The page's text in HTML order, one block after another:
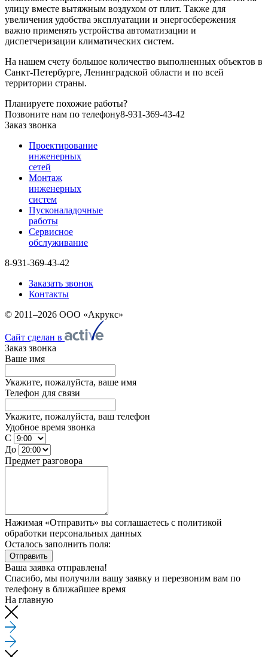
улицу вместе вытяжным воздухом от плит. Также для
увеличения удобства эксплуатации и энергосбережения
важно применять устройства автоматизации и
диспетчеризации климатических систем.
На нашем счету большое количество выполненных объектов в
Санкт-Петербурге, Ленинградской области и по всей
территории страны.
Планируете похожие работы?
Позвоните нам по телефону8-931-369-43-42
Заказ звонка
Проектирование
инженерных
сетей
Монтаж
инженерных
систем
Пусконаладочные
работы
Сервисное
обслуживание
8-931-369-43-42
Заказать звонок
Контакты
© 2011–2026 ООО «Акрукс»
Сайт сделан в
Заказ звонка
Ваше имя
Укажите, пожалуйста, ваше имя
Телефон для связи
Укажите, пожалуйста, ваш телефон
Удобное время звонка
С
До
Предмет разговора
Нажимая «Отправить» вы соглашаетесь с политикой
обработки персональных данных
Осталось заполнить поля:
Отправить
Ваша заявка отправлена!
Спасибо, мы получили вашу заявку и перезвоним вам по
телефону в ближайшее время
На главную